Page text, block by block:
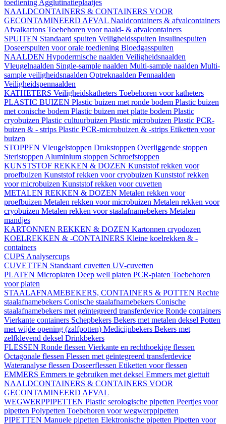
toediening Agglutinatieplaatjes
NAALDCONTAINERS & CONTAINERS VOOR
GECONTAMINEERD AFVAL Naaldcontainers & afvalcontainers
Afvalkartons Toebehoren voor naald- & afvalcontainers
SPUITEN Standaard spuiten Veiligheidsspuiten Insulinespuiten
Doseerspuiten voor orale toediening Bloedgasspuiten
NAALDEN Hypodermische naalden Veiligheidsnaalden
Vleugelnaalden Single-sample naalden Multi-sample naalden Multi-
sample veiligheidsnaalden Optreknaalden Pennaalden
Veiligheidspennaalden
KATHETERS Veiligheidskatheters Toebehoren voor katheters
PLASTIC BUIZEN Plastic buizen met ronde bodem Plastic buizen
met conische bodem Plastic buizen met platte bodem Plastic
cryobuizen Plastic cultuurbuizen Plastic microbuizen Plastic PCR-
buizen & - strips Plastic PCR-microbuizen & -strips Etiketten voor
buizen
STOPPEN Vleugelstoppen Drukstoppen Overliggende stoppen
Steristoppen Aluminium stoppen Schroefstoppen
KUNSTSTOF REKKEN & DOZEN Kunststof rekken voor
proefbuizen Kunststof rekken voor cryobuizen Kunststof rekken
voor microbuizen Kunststof rekken voor cuvetten
METALEN REKKEN & DOZEN Metalen rekken voor
proefbuizen Metalen rekken voor microbuizen Metalen rekken voor
cryobuizen Metalen rekken voor staalafnamebekers Metalen
mandjes
KARTONNEN REKKEN & DOZEN Kartonnen cryodozen
KOELREKKEN & -CONTAINERS Kleine koelrekken & -
containers
CUPS Analysercups
CUVETTEN Standaard cuvetten UV-cuvetten
PLATEN Microplaten Deep well platen PCR-platen Toebehoren
voor platen
STAALAFNAMEBEKERS, CONTAINERS & POTTEN Rechte
staalafnamebekers Conische staalafnamebekers Conische
staalafnamebekers met geïntegreerd transferdevice Ronde containers
Vierkante containers Schepbekers Bekers met metalen deksel Potten
met wijde opening (zalfpotten) Medicijnbekers Bekers met
zelfklevend deksel Drinkbekers
FLESSEN Ronde flessen Vierkante en rechthoekige flessen
Octagonale flessen Flessen met geïntegreerd transferdevice
Wateranalyse flessen Doseerflessen Etiketten voor flessen
EMMERS Emmers te gebruiken met deksel Emmers met giettuit
NAALDCONTAINERS & CONTAINERS VOOR
GECONTAMINEERD AFVAL
WEGWERPPIPETTEN Plastic serologische pipetten Peertjes voor
pipetten Polypetten Toebehoren voor wegwerppipetten
PIPETTEN Manuele pipetten Elektronische pipetten Pipetten voor